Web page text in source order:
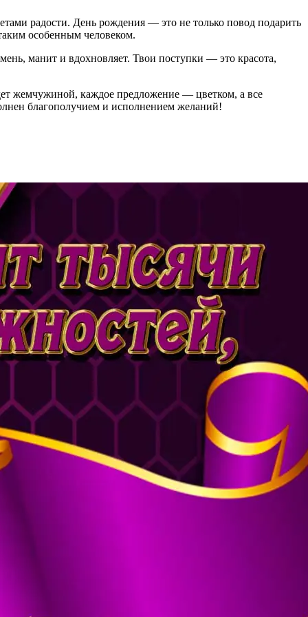
радости. День рождения — это не только повод подарить
особенным человеком.
манит и вдохновляет. Твои поступки — это красота,
жемчужиной, каждое предложение — цветком, а все
благополучием и исполнением желаний!